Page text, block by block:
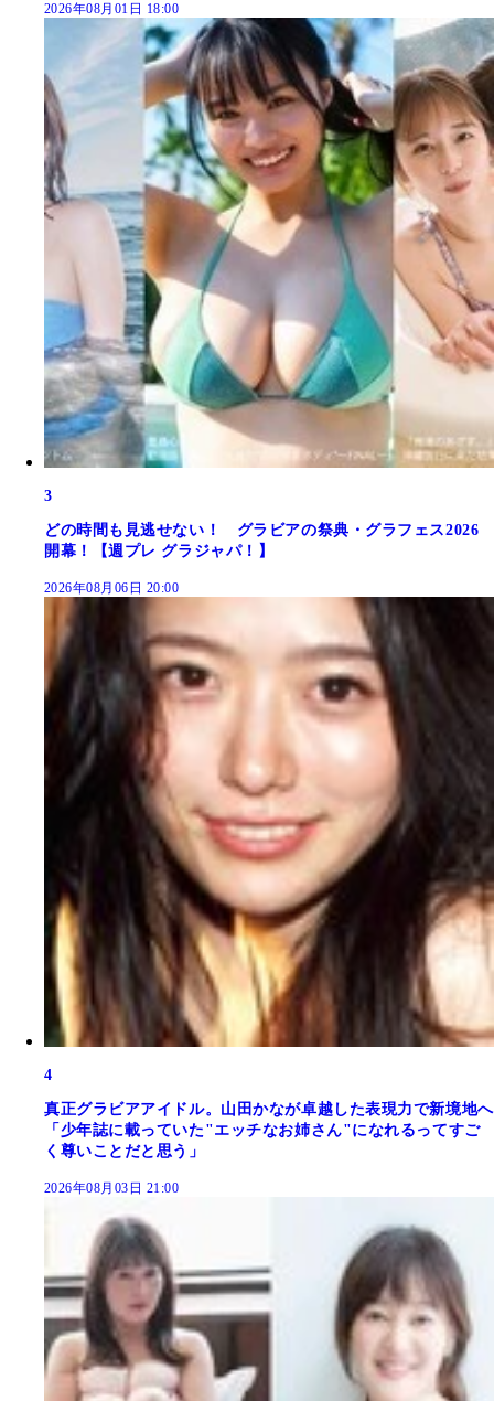
2026年08月01日 18:00
3
どの時間も見逃せない！ グラビアの祭典・グラフェス2026
開幕！【週プレ グラジャパ！】
2026年08月06日 20:00
4
真正グラビアアイドル。山田かなが卓越した表現力で新境地へ
「少年誌に載っていた"エッチなお姉さん"になれるってすご
く尊いことだと思う」
2026年08月03日 21:00